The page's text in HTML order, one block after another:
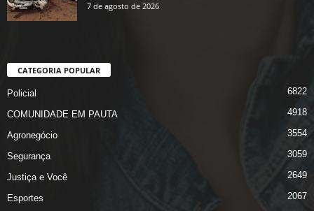
7 de agosto de 2026
CATEGORIA POPULAR
Policial 6822
COMUNIDADE EM PAUTA 4918
Agronegócio 3554
Segurança 3059
Justiça e Você 2649
Esportes 2067